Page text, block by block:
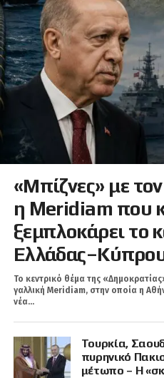
«Μπίζνες» με
η Meridiam που
ξεμπλοκάρει το
Το κεντρικό θέμα της
γαλλική Meridiam, στην οποία η
νέα...
Τουρκία,
πυρηνικό
μέτωπο – Η